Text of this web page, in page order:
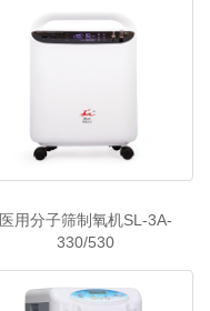
医用分子筛制氧机SL-3A-
330/530